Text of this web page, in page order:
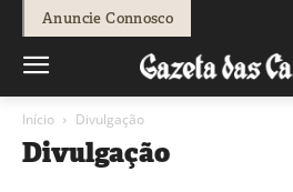
Anuncie Connosco
Início Divulgação
Divulgação